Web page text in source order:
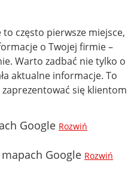
często pierwsze miejsce,
o Twojej firmie –
Warto zadbać nie tylko o
aktualne informacje. To
się klientom
Google Rozwiń
Google Rozwiń